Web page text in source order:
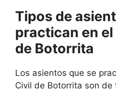
Tipos de
practican en
de Botorrita
Los asientos que se
Civil de Botorrita son de